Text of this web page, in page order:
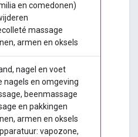
en comedonen)
massage
armen en oksels
nagel en voet
nagels en omgeving
beenmassage
en pakkingen
armen en oksels
vapozone,